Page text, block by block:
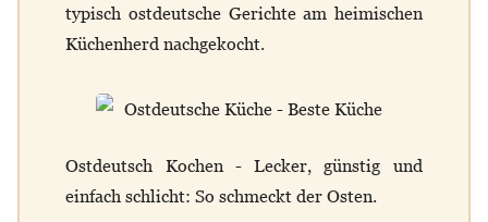
typisch ostdeutsche Gerichte am heimischen
Küchenherd nachgekocht.
Ostdeutsch Kochen - Lecker, günstig und
einfach schlicht: So schmeckt der Osten.